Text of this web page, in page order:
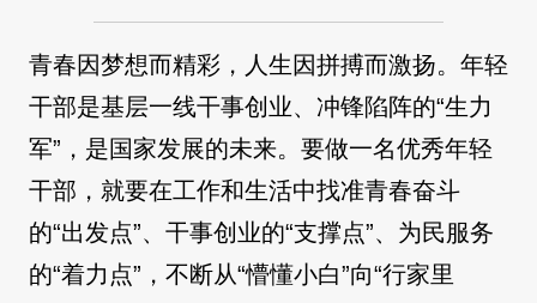
青春因梦想而精彩，人生因拼搏而激扬。年轻
干部是基层一线干事创业、冲锋陷阵的“生力
军”，是国家发展的未来。要做一名优秀年轻
干部，就要在工作和生活中找准青春奋斗
的“出发点”、干事创业的“支撑点”、为民服务
的“着力点”，不断从“懵懂小白”向“行家里